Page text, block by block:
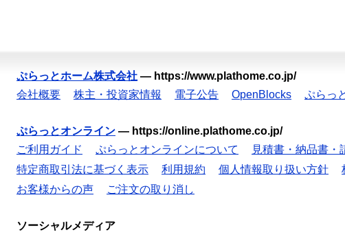
ぷらっとホーム株式会社 — https://www.plathome.co.jp/
会社概要
株主・投資家情報 電子公告 OpenBlocks ぷらっ
ぷらっとオンライン — https://online.plathome.co.jp/
ご利用ガイド
ぷらっとオンラインについて 見積書・納品書・
特定商取引法に基づく表示
利用規約 個人情報取り扱い方針
お客様からの声
ご注文の取り消し
ソーシャルメディア